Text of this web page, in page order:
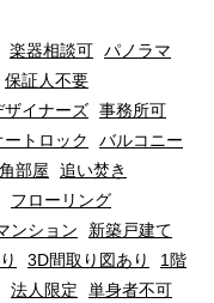
楽器相談可 パノラマ
保証人不要
ザイナーズ 事務所可
ートロック
バルコニー
角部屋
追い焚き
フローリング
ンション
新築戸建て
3D間取り図あり
1階
法人限定
単身者不可